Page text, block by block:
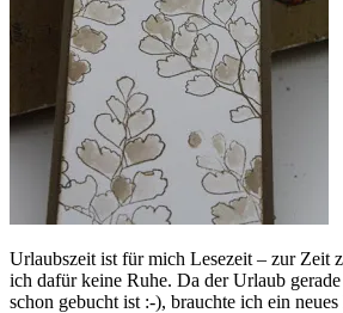
Urlaubszeit ist für mich Lesezeit – zur Zeit
ich dafür keine Ruhe. Da der Urlaub
schon gebucht ist :-), brauchte ich ein neues